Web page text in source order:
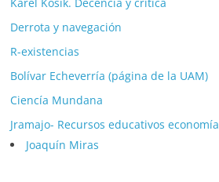
Derrota y navegación
R-existencias
Bolívar Echeverría (página de la UAM)
Ciencía Mundana
Jramajo- Recursos educativos economía
Joaquín Miras